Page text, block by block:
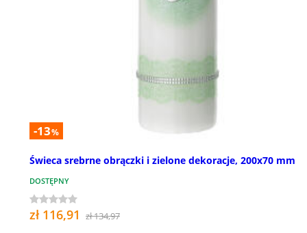
-13%
Świeca srebrne obrączki i zielone dekoracje, 200x70 mm
DOSTĘPNY
zł 116,91 zł 134,97